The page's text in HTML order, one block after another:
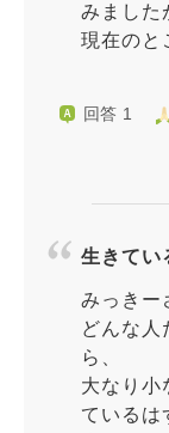
みました
現在のと
回答 1
生きてい
みっきー
どんな人
ら、
大なり小
ているは